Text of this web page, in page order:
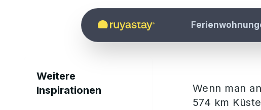
Zum Hauptinhalt springen
Weitere
Inspirationen
Wenn man an
574 km